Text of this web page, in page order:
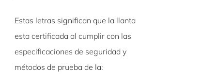
Estas letras significan que la llanta
esta certificada al cumplir con las
especificaciones de seguridad y
métodos de prueba de la: